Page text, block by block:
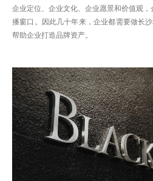
企业定位、企业文化、企业愿景和价值观
播窗口。因此几十年来，企业都需要做长
帮助企业打造品牌资产。